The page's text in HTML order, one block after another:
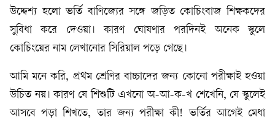
উদ্দেশ্য হলো ভর্তি বাণিজ্যের সঙ্গে জড়িত কোচিংবাজ শিক্ষকদের
সুবিধা করে দেওয়া। কারণ ঘোষণার পরদিনই অনেক স্কুলে
কোচিংয়ের নাম লেখানোর সিরিয়াল পড়ে গেছে।
আমি মনে করি, প্রথম শ্রেণির বাচ্চাদের জন্য কোনো পরীক্ষাই হওয়া
উচিত নয়। কারণ যে শিশুটি এখনো অ-আ-ক-খ শেখেনি, যে স্কুলেই
আসবে পড়া শিখতে, তার জন্য পরীক্ষা কী! ভর্তির আগেই মেধা